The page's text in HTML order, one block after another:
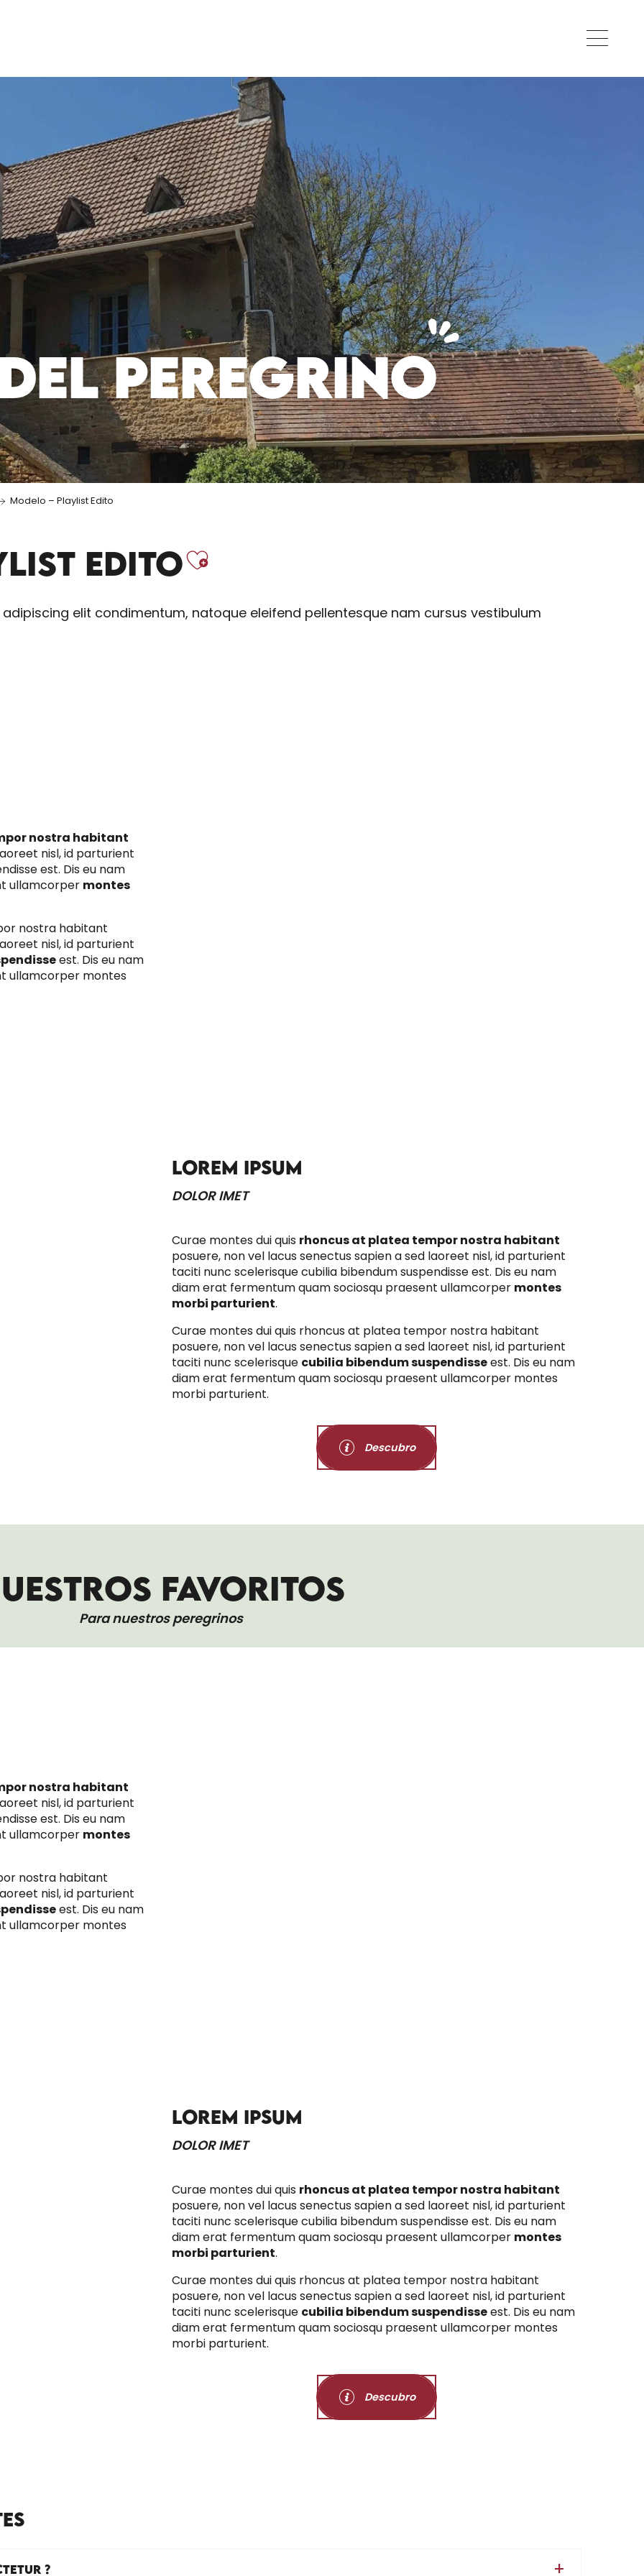
PEREGRINO
Modelo – Playlist Edito
EDITOAjouter aux favoris
elit condimentum, natoque eleifend pellentesque nam cursus vestibulum
nostra habitant
nisl, id parturient
est. Dis eu nam
ullamcorper montes
nostra habitant
nisl, id parturient
est. Dis eu nam
ullamcorper montes
LOREM IPSUM
DOLOR IMET
Curae montes dui quis rhoncus at platea tempor nostra habitant
posuere, non vel lacus senectus sapien a sed laoreet nisl, id parturient
taciti nunc scelerisque cubilia bibendum suspendisse est. Dis eu nam
diam erat fermentum quam sociosqu praesent ullamcorper montes
morbi parturient.
Curae montes dui quis rhoncus at platea tempor nostra habitant
posuere, non vel lacus senectus sapien a sed laoreet nisl, id parturient
taciti nunc scelerisque cubilia bibendum suspendisseest. Dis eu nam
diam erat fermentum quam sociosqu praesent ullamcorper montes
morbi parturient.
Descubro
FAVORITOS
Para nuestros peregrinos
nostra habitant
nisl, id parturient
est. Dis eu nam
ullamcorper montes
nostra habitant
nisl, id parturient
est. Dis eu nam
ullamcorper montes
LOREM IPSUM
DOLOR IMET
Curae montes dui quis rhoncus at platea tempor nostra habitant
posuere, non vel lacus senectus sapien a sed laoreet nisl, id parturient
taciti nunc scelerisque cubilia bibendum suspendisse est. Dis eu nam
diam erat fermentum quam sociosqu praesent ullamcorper montes
morbi parturient.
Curae montes dui quis rhoncus at platea tempor nostra habitant
posuere, non vel lacus senectus sapien a sed laoreet nisl, id parturient
taciti nunc scelerisque cubilia bibendum suspendisseest. Dis eu nam
diam erat fermentum quam sociosqu praesent ullamcorper montes
morbi parturient.
Descubro
?